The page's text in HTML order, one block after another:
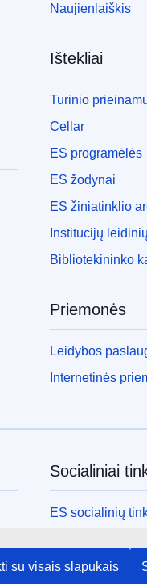
su visais slapukais
Naujienlaiškis
Ištekliai
Turinio
Cellar
ES programėlės
ES žodynai
ES žiniatinklio
Institucijų
Bibliotekininko
Priemonės
Leidybos
Internetinės
Socialiniai
ES socialinių
ES